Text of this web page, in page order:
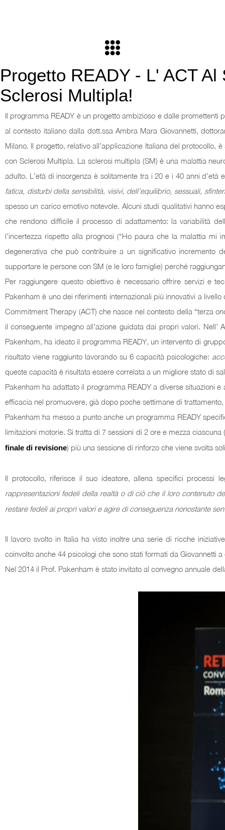
Progetto READY - L' ACT
Sclerosi Multipla!
Il programma READY è un progetto ambizioso e dalle promettenti
al contesto italiano dalla dott.ssa Ambra Mara Giovannetti,
Milano. Il progetto, relativo all’applicazione Italiana del protocollo,
con Sclerosi Multipla. La sclerosi multipla (SM) è una malattia
adulto. L’età di insorgenza è solitamente tra i 20 e i 40 anni
fatica, disturbi della sensibilità, visivi, dell’equilibrio, sessuali,
spesso un carico emotivo notevole. Alcuni studi qualitativi hanno
che rendono difficile il processo di adattamento: la variabilità
l’incertezza rispetto alla prognosi (“Ho paura che la malattia
degenerativa che può contribuire a un significativo incremento
supportare le persone con SM (e le loro famiglie) perché
Per raggiungere questo obiettivo è necessario offrire servizi e
Pakenham è uno dei riferimenti internazionali più innovativi a
Commitment Therapy (ACT) che nasce nel contesto della “terza
il conseguente impegno all’azione guidata dai propri valori.
Pakenham, ha ideato il programma READY, un intervento di
risultato viene raggiunto lavorando su 6 capacità psicologiche:
queste capacità è risultata essere correlata a un migliore stato di
Pakenham ha adattato il programma READY a diverse situazioni
efficacia nel promuovere, già dopo poche settimane di
Pakenham ha messo a punto anche un programma READY
limitazioni motorie. Si tratta di 7 sessioni di 2 ore e mezza ciascuna (
finale di revisione) più una sessione di rinforzo che viene svolta
Il protocollo, riferisce il suo ideatore, allena specifici processi
rappresentazioni fedeli della realtà o di ciò che il loro contenuto
restare fedeli ai propri valori e agire di conseguenza nonostante
Il lavoro svolto in Italia ha visto inoltre una serie di ricche
coinvolto anche 44 psicologi che sono stati formati da Giovannetti
Nel 2014 il Prof. Pakenham è stato invitato al convegno annuale